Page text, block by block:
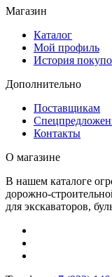
Магазин
Каталог
Мой профиль
История
Дополнительно
Поставщикам
Контакты
О магазине
В нашем каталоге
дорожно-
для экскаваторов,